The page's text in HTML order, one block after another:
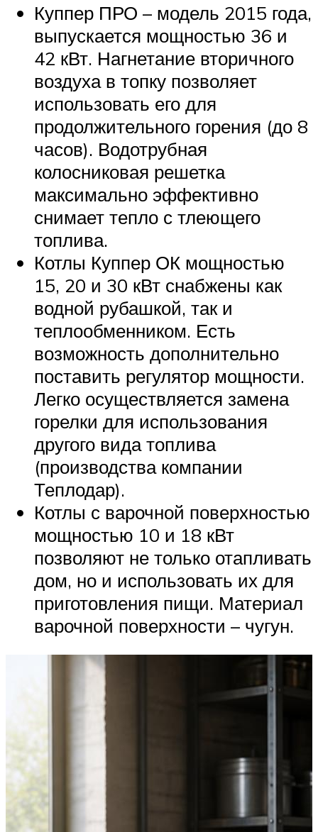
Куппер ПРО – модель 2015 года,
выпускается мощностью 36 и
42 кВт. Нагнетание вторичного
воздуха в топку позволяет
использовать его для
продолжительного горения (до 8
часов). Водотрубная
колосниковая решетка
максимально эффективно
снимает тепло с тлеющего
топлива.
Котлы Куппер ОК мощностью
15, 20 и 30 кВт снабжены как
водной рубашкой, так и
теплообменником. Есть
возможность дополнительно
поставить регулятор мощности.
Легко осуществляется замена
горелки для использования
другого вида топлива
(производства компании
Теплодар).
Котлы с варочной поверхностью
мощностью 10 и 18 кВт
позволяют не только отапливать
дом, но и использовать их для
приготовления пищи. Материал
варочной поверхности – чугун.